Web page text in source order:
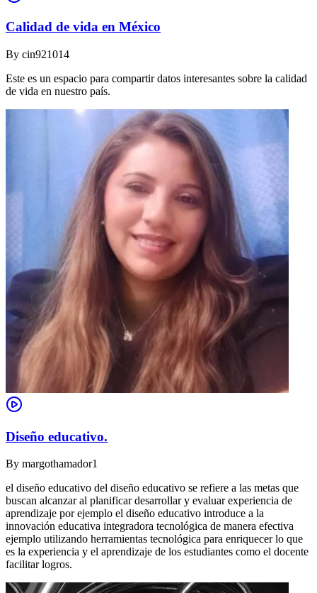
Calidad de vida en México
By cin921014
Este es un espacio para compartir datos interesantes sobre la calidad
de vida en nuestro país.
Diseño educativo.
By margothamador1
el diseño educativo del diseño educativo se refiere a las metas que
buscan alcanzar al planificar desarrollar y evaluar experiencia de
aprendizaje por ejemplo el diseño educativo introduce a la
innovación educativa integradora tecnológica de manera efectiva
ejemplo utilizando herramientas tecnológica para enriquecer lo que
es la experiencia y el aprendizaje de los estudiantes como el docente
facilitar logros.